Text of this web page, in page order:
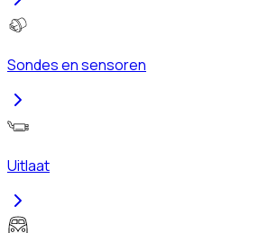
Sondes en sensoren
Uitlaat